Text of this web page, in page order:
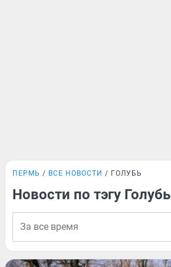
ПЕРМЬ ВСЕ НОВОСТИ ГОЛУБЬ
Новости по тэгу Голубь